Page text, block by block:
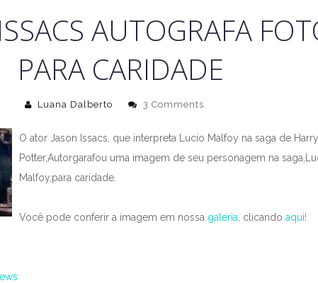
AUTOGRAFA
PARA CARIDADE
Luana Dalberto 3 Comments
O ator Jason Issacs, que interpreta Lucio Malfoy na saga de Harry
Potter,Autorgarafou uma imagem de seu personagem na
Malfoy,para caridade.
Você pode conferir a imagem em nossa galeria , clicando aqui!